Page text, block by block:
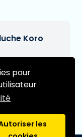
pour
les
Koro